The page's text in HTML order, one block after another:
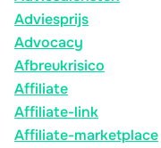
Adviesprijs
Advocacy
Afbreukrisico
Affiliate
Affiliate-link
Affiliate-marketplace